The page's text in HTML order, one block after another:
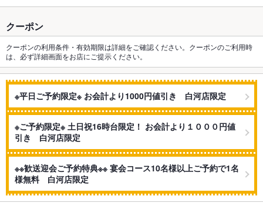
クーポン
クーポンの利用条件・有効期限は詳細をご確認ください。クーポンのご利用時
は、必ず詳細画面をお店にご提示ください。
※平日ご予約限定※ お会計より1000円値引き 白河店限定
※ご予約限定※ 土日祝16時台限定！ お会計より１０００円値
引き 白河店限定
※※歓送迎会ご予約特典※※ 宴会コース10名様以上ご予約で1名
様無料 白河店限定